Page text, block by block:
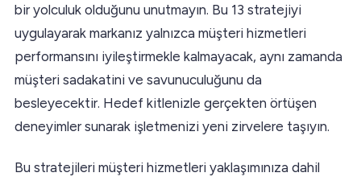
bir yolculuk olduğunu unutmayın. Bu 13 stratejiyi
uygulayarak markanız yalnızca müşteri hizmetleri
performansını iyileştirmekle kalmayacak, aynı zamanda
müşteri sadakatini ve savunuculuğunu da
besleyecektir. Hedef kitlenizle gerçekten örtüşen
deneyimler sunarak işletmenizi yeni zirvelere taşıyın.
Bu stratejileri müşteri hizmetleri yaklaşımınıza dahil